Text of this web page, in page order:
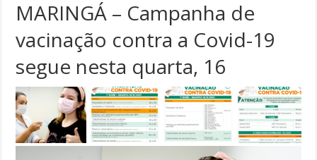
MARINGÁ – Campanha de
vacinação contra a Covid-19
segue nesta quarta, 16